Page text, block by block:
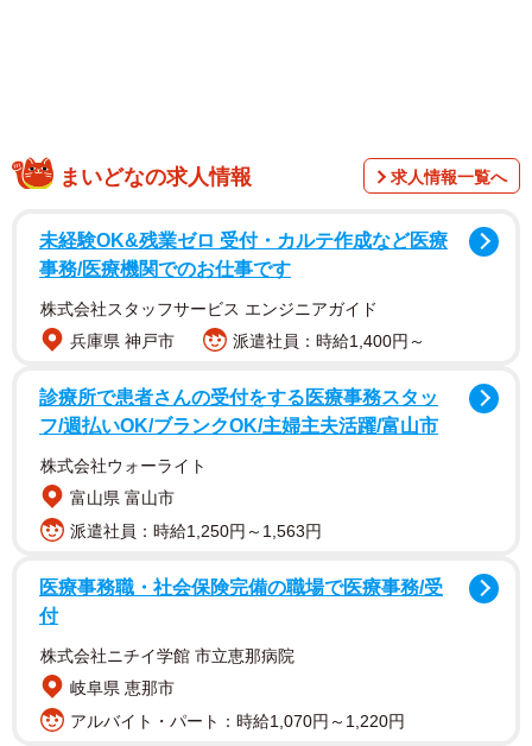
調査は、全国の50～79歳の既婚男女600人を対象として、
夫婦関係の満足度（出典：ハルメク 生きかた上手研究所調べ）
その結果、夫婦関係について「満足」（満足、やや満足の
合計）と答えた人は、2021年調査時の74.5％から8ポイント
低下し、66.3％となりました。
性年代別に見ると、「男性70代」（78.0％）で高くなった
一方、女性はどの年代も割合が低下しているほか、特に
「60代」では男性が69.0％（12ポイント減）、女性が
まいどなの求人情報 求人情報一覧へ
未経験OK&残業ゼロ 受付・カルテ作成など医療
事務/医療機関でのお仕事です
株式会社スタッフサービス エンジニアガイド
兵庫県 神戸市
派遣社員：時給1,400円～
診療所で患者さんの受付をする医療事務スタッ
フ/週払いOK/ブランクOK/主婦主夫活躍/富山市
株式会社ウォーライト
富山県 富山市
派遣社員：時給1,250円～1,563円
医療事務職・社会保険完備の職場で医療事務/受
付
株式会社ニチイ学館 市立恵那病院
岐阜県 恵那市
アルバイト・パート：時給1,070円～1,220円